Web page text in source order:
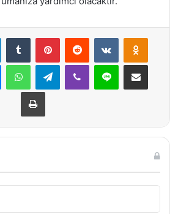
LinkedInTumblr PinterestReddit VKontakte
MessengerWhatsAppTelegramViber Line E-Posta ile
Yazdır